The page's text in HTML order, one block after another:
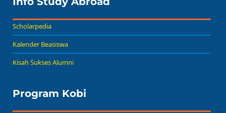
Scholarpedia
Kalender Beasiswa
Kisah Sukses Alumni
Program Kobi